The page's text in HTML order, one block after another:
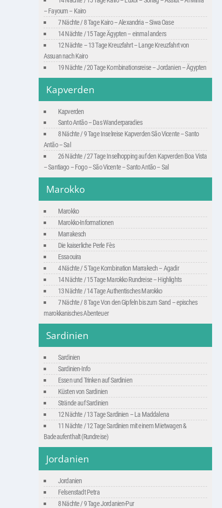
– Fayoum – Kairo
7 Nächte / 8 Tage Kairo – Alexandria – Siwa Oase
14 Nächte / 15 Tage Ägypten – einmal anders
12 Nächte – 13 Tage Kreuzfahrt – Lange Kreuzfahrt von
Assuan nach Kairo
19 Nächte / 20 Tage Kombinationsreise – Jordanien – Ägypten
Kapverden
Kapverden
Santo Antão – Das Wanderparadies
8 Nächte / 9 Tage Inselreise Kapverden São Vicente – Santo
Antão – Sal
26 Nächte / 27 Tage Inselhopping auf den Kapverden Boa Vista
– Santiago – Fogo – São Vicente – Santo Antão – Sal
Marokko
Marokko
Marokko-Informationen
Marrakesch
Die kaiserliche Perle Fès
Essaouira
4 Nächte / 5 Tage Kombination Marrakech – Agadir
14 Nächte / 15 Tage Marokko Rundreise – Highlights
13 Nächte / 14 Tage Authentisches Marokko
7 Nächte / 8 Tage Von den Gipfeln bis zum Sand – episches
marokkanisches Abenteuer
Sardinien
Sardinien
Sardinien-Info
Essen und Trinken auf Sardinien
Küsten von Sardinien
Strände auf Sardinien
12 Nächte / 13 Tage Sardinien – La Maddalena
11 Nächte / 12 Tage Sardinien mit einem Mietwagen &
Badeaufenthalt (Rundreise)
Jordanien
Jordanien
Felsenstadt Petra
8 Nächte / 9 Tage Jordanien-Pur